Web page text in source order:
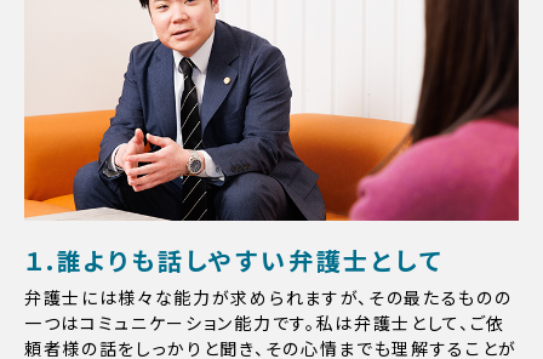
１.誰よりも話しやすい弁護士として
弁護士には様々な能力が求められますが、その最たるものの
一つはコミュニケーション能力です。私は弁護士として、ご依
頼者様の話をしっかりと聞き、その心情までも理解することが